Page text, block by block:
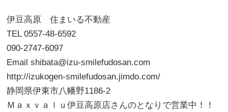
伊豆高原 住まいる不動産
TEL 0557-48-6592
090-2747-6097
Email shibata@izu-smilefudosan.com
http://izukogen-smilefudosan.jimdo.com/
静岡県伊東市八幡野1186-2
Ｍａｘｖａｌｕ伊豆高原店さんのとなりで営業中！！